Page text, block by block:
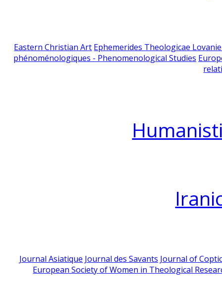
Eastern Christian Art Ephemerides Theologicae
phénoménologiques - Phenomenological Studies
Journal Asiatique Journal des Savants Journal of
European Society of Women in Theological